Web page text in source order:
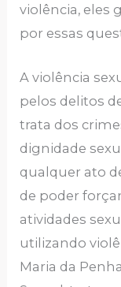
violência, eles
por essas
A violência
pelos delitos
trata dos
dignidade
qualquer ato
de poder
atividades
utilizando
Maria da